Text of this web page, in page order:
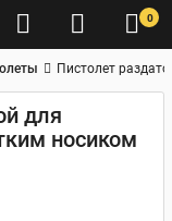
0
Пистолет
для
носиком